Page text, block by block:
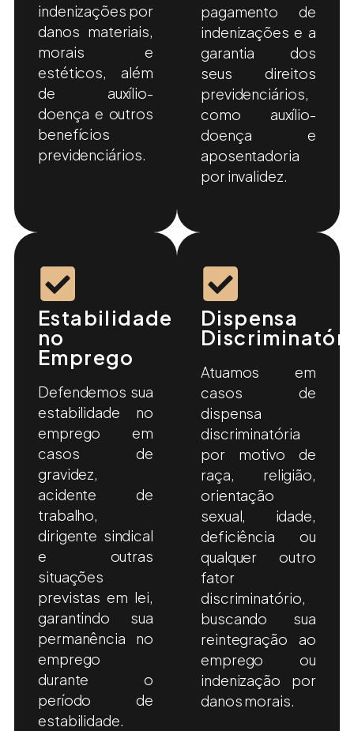
indenizações por
danos materiais,
morais e
estéticos, além
de auxílio-
doença e outros
benefícios
previdenciários.
pagamento de
indenizações e a
garantia dos
seus direitos
previdenciários,
como auxílio-
doença e
aposentadoria
por invalidez.
Estabilidade
no
Emprego
Defendemos sua
estabilidade no
emprego em
casos de
gravidez,
acidente de
trabalho,
dirigente sindical
e outras
situações
previstas em lei,
garantindo sua
permanência no
emprego
durante o
período de
estabilidade.
Dispensa
Atuamos em
casos de
dispensa
discriminatória
por motivo de
raça, religião,
orientação
sexual, idade,
deficiência ou
qualquer outro
fator
discriminatório,
buscando sua
reintegração ao
emprego ou
indenização por
danos morais.